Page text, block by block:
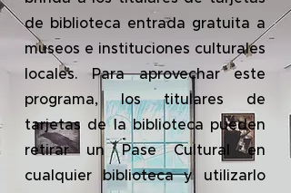
de biblioteca entrada gratuita a
museos e instituciones culturales
locales. Para aprovechar este
programa, los titulares de
tarjetas de la biblioteca pueden
retirar un Pase Cultural en
cualquier biblioteca y utilizarlo